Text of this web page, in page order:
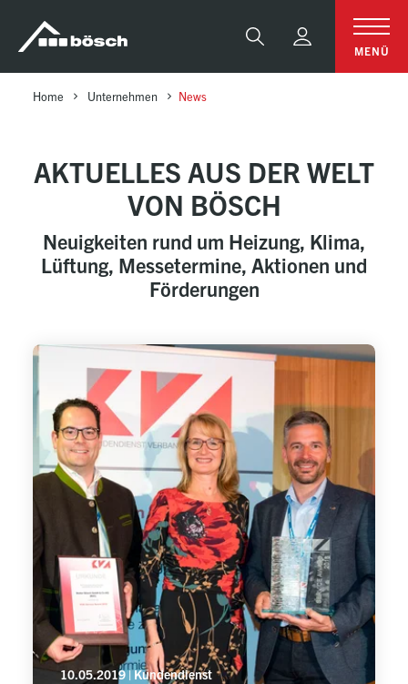
sr.skip-to.main-content
sr.skip-to.table-of-contents
sr.skip-to.main-navigation
Suche MENÜ
Home Unternehmen News
AKTUELLES AUS DER WELT
VON BÖSCH
Neuigkeiten rund um Heizung, Klima,
Lüftung, Messetermine, Aktionen und
Förderungen
10.05.2019 | Kundendienst